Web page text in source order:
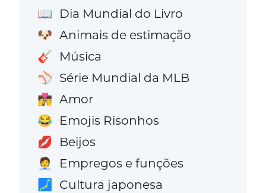
📖 Dia Mundial do Livro
🐶 Animais de estimação
🎸 Música
⚾ Série Mundial da MLB
👩‍❤️‍💋‍👨 Amor
😂 Emojis Risonhos
💋 Beijos
🧑‍💼 Empregos e funções
🗾 Cultura japonesa